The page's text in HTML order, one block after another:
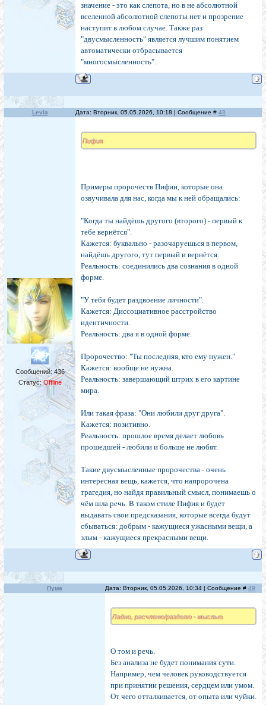
значение - это как слепота, но в не абсолютной
вселенной абсолютной слепоты нет и прозрение
наступит в любом случае. Также раз
"двусмысленность" является лучшим понятием
автоматически отбрасывается
"многосмысленность".
Levia Дата: Вторник, 05.05.2026, 10:18 | Сообщение # 48
Сообщений: 436
Статус:Offline
Пифия
Примеры пророчеств Пифии, которые она
озвучивала для нас, когда мы к ней обращались:
"Когда ты найдёшь другого (второго) - первый к
тебе вернётся".
Кажется: буквально - разочаруешься в первом,
найдёшь другого, тут первый и вернётся.
Реальность: соединились два сознания в одной
форме.
"У тебя будет раздвоение личности".
Кажется: Диссоциативное расстройство
идентичности.
Реальность: два я в одной форме.
Пророчество: "Ты последняя, кто ему нужен."
Кажется: вообще не нужна.
Реальность: завершающий штрих в его картине
мира.
Или такая фраза: "Они любили друг друга".
Кажется: позитивно.
Реальность: прошлое время делает любовь
прошедшей - любили и больше не любят.
Такие двусмысленные пророчества - очень
интересная вещь, кажется, что напророчена
трагедия, но найдя правильный смысл, понимаешь о
чём шла речь. В таком стиле Пифия и будет
выдавать свои предсказания, которые всегда будут
сбываться: добрым - кажущиеся ужасными вещи, а
злым - кажущиеся прекрасными вещи.
Пума Дата: Вторник, 05.05.2026, 10:34 | Сообщение # 49
Ладно, расчленю/разделю - мыслью.
О том и речь.
Без анализа не будет понимания сути.
Например, чем человек руководствуется
при принятии решения, сердцем или умом.
От чего отталкивается, от опыта или чуйки.